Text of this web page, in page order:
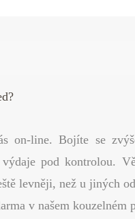
on-line. Bojíte se
pod kontrolou.
levněji, než u jiných
v našem kouzelném